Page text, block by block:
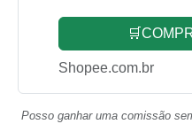
Shopee.com.br
Posso ganhar uma comissão